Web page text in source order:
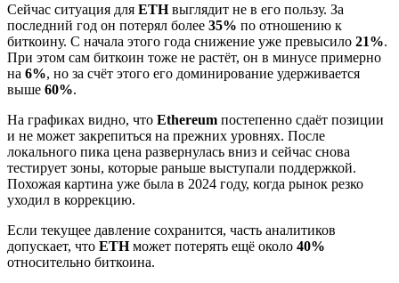
Сейчас ситуация для ETHвыглядит не в его пользу. За
последний год он потерял более 35% по отношению к
биткоину. С начала этого года снижение уже превысило 21%.
При этом сам биткоин тоже не растёт, он в минусе примерно
на 6%, но за счёт этого его доминирование удерживается
выше 60%.
На графиках видно, что Ethereum постепенно сдаёт позиции
и не может закрепиться на прежних уровнях. После
локального пика цена развернулась вниз и сейчас снова
тестирует зоны, которые раньше выступали поддержкой.
Похожая картина уже была в 2024 году, когда рынок резко
уходил в коррекцию.
Если текущее давление сохранится, часть аналитиков
допускает, что ETHможет потерять ещё около 40%
относительно биткоина.